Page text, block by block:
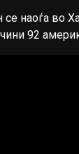
наоѓа во
92